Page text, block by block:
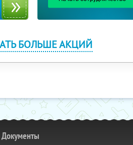
БОЛЬШЕ АКЦИЙ
Документы